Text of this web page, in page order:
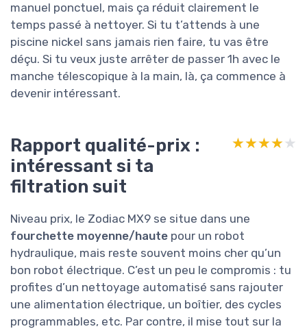
manuel ponctuel, mais ça réduit clairement le
temps passé à nettoyer. Si tu t’attends à une
piscine nickel sans jamais rien faire, tu vas être
déçu. Si tu veux juste arrêter de passer 1h avec le
manche télescopique à la main, là, ça commence à
devenir intéressant.
Rapport qualité-prix :
intéressant si ta
filtration suit
★★★★★
★★★★★
Niveau prix, le Zodiac MX9 se situe dans une
fourchette moyenne/haute pour un robot
hydraulique, mais reste souvent moins cher qu’un
bon robot électrique. C’est un peu le compromis : tu
profites d’un nettoyage automatisé sans rajouter
une alimentation électrique, un boîtier, des cycles
programmables, etc. Par contre, il mise tout sur la